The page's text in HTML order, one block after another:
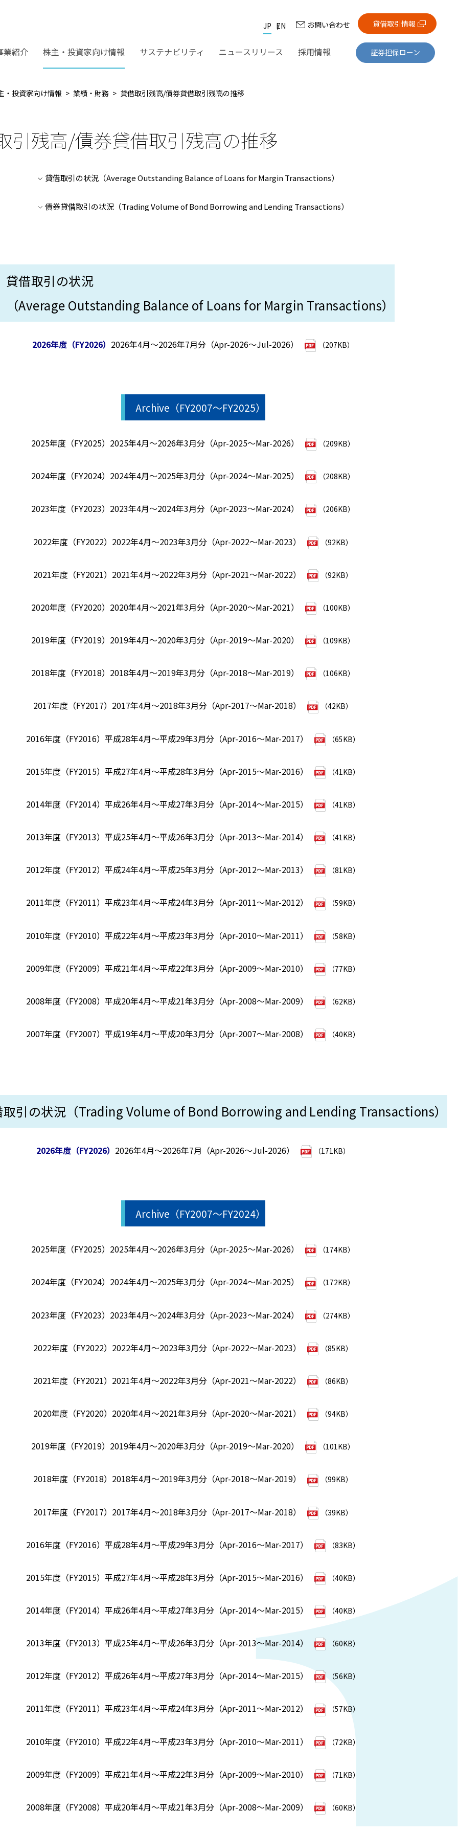
JP EN お問い合わせ 貸借取引情報
業紹介 株主・投資家向け情報 サステナビリティ ニュースリリース 採用情報 証券担保ローン
・投資家向け情報 業績・財務 貸借取引残高/債券貸借取引残高の推移
引残高/債券貸借取引残高の推移
貸借取引の状況（Average Outstanding Balance of Loans for Margin Transactions）
債券貸借取引の状況（Trading Volume of Bond Borrowing and Lending Transactions）
貸借取引の状況
（Average Outstanding Balance of Loans for Margin Transactions）
2026年度（FY2026） 2026年4月～2026年7月分（Apr-2026～Jul-2026） （207KB）
Archive（FY2007～FY2025）
2025年度（FY2025） 2025年4月～2026年3月分（Apr-2025～Mar-2026） （209KB）
2024年度（FY2024） 2024年4月～2025年3月分（Apr-2024～Mar-2025） （208KB）
2023年度（FY2023） 2023年4月～2024年3月分（Apr-2023～Mar-2024） （206KB）
2022年度（FY2022） 2022年4月～2023年3月分（Apr-2022～Mar-2023） （92KB）
2021年度（FY2021） 2021年4月～2022年3月分（Apr-2021～Mar-2022） （92KB）
2020年度（FY2020） 2020年4月～2021年3月分（Apr-2020～Mar-2021） （100KB）
2019年度（FY2019） 2019年4月～2020年3月分（Apr-2019～Mar-2020） （109KB）
2018年度（FY2018） 2018年4月～2019年3月分（Apr-2018～Mar-2019） （106KB）
2017年度（FY2017） 2017年4月～2018年3月分（Apr-2017～Mar-2018） （42KB）
2016年度（FY2016）平成28年4月～平成29年3月分（Apr-2016～Mar-2017） （65KB）
2015年度（FY2015）平成27年4月～平成28年3月分（Apr-2015～Mar-2016） （41KB）
2014年度（FY2014）平成26年4月～平成27年3月分（Apr-2014～Mar-2015） （41KB）
2013年度（FY2013）平成25年4月～平成26年3月分（Apr-2013～Mar-2014） （41KB）
2012年度（FY2012）平成24年4月～平成25年3月分（Apr-2012～Mar-2013） （81KB）
2011年度（FY2011）平成23年4月～平成24年3月分（Apr-2011～Mar-2012） （59KB）
2010年度（FY2010）平成22年4月～平成23年3月分（Apr-2010～Mar-2011） （58KB）
2009年度（FY2009）平成21年4月～平成22年3月分（Apr-2009～Mar-2010） （77KB）
2008年度（FY2008）平成20年4月～平成21年3月分（Apr-2008～Mar-2009） （62KB）
2007年度（FY2007）平成19年4月～平成20年3月分（Apr-2007～Mar-2008） （40KB）
引の状況（Trading Volume of Bond Borrowing and Lending Transactions）
2026年度（FY2026） 2026年4月～2026年7月（Apr-2026～Jul-2026） （171KB）
Archive（FY2007～FY2024）
2025年度（FY2025） 2025年4月～2026年3月分（Apr-2025～Mar-2026） （174KB）
2024年度（FY2024） 2024年4月～2025年3月分（Apr-2024～Mar-2025） （172KB）
2023年度（FY2023） 2023年4月～2024年3月分（Apr-2023～Mar-2024） （274KB）
2022年度（FY2022） 2022年4月～2023年3月分（Apr-2022～Mar-2023） （85KB）
2021年度（FY2021） 2021年4月～2022年3月分（Apr-2021～Mar-2022） （86KB）
2020年度（FY2020） 2020年4月～2021年3月分（Apr-2020～Mar-2021） （94KB）
2019年度（FY2019） 2019年4月～2020年3月分（Apr-2019～Mar-2020） （101KB）
2018年度（FY2018） 2018年4月～2019年3月分（Apr-2018～Mar-2019） （99KB）
2017年度（FY2017） 2017年4月～2018年3月分（Apr-2017～Mar-2018） （39KB）
2016年度（FY2016）平成28年4月～平成29年3月分（Apr-2016～Mar-2017） （83KB）
2015年度（FY2015）平成27年4月～平成28年3月分（Apr-2015～Mar-2016） （40KB）
2014年度（FY2014）平成26年4月～平成27年3月分（Apr-2014～Mar-2015） （40KB）
2013年度（FY2013）平成25年4月～平成26年3月分（Apr-2013～Mar-2014） （60KB）
2012年度（FY2012）平成26年4月～平成27年3月分（Apr-2014～Mar-2015） （56KB）
2011年度（FY2011）平成23年4月～平成24年3月分（Apr-2011～Mar-2012） （57KB）
2010年度（FY2010）平成22年4月～平成23年3月分（Apr-2010～Mar-2011） （72KB）
2009年度（FY2009）平成21年4月～平成22年3月分（Apr-2009～Mar-2010） （71KB）
2008年度（FY2008）平成20年4月～平成21年3月分（Apr-2008～Mar-2009） （60KB）